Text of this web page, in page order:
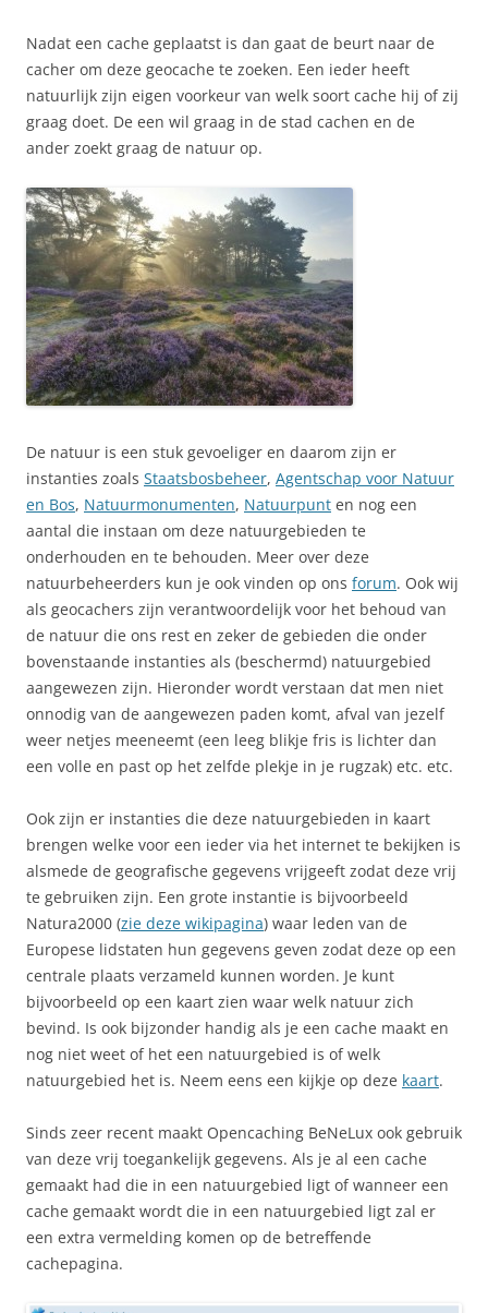
Nadat een cache geplaatst is dan gaat de beurt naar de
cacher om deze geocache te zoeken. Een ieder heeft
natuurlijk zijn eigen voorkeur van welk soort cache hij of zij
graag doet. De een wil graag in de stad cachen en de
ander zoekt graag de natuur op.
De natuur is een stuk gevoeliger en daarom zijn er
instanties zoals Staatsbosbeheer, Agentschap voor Natuur
en Bos, Natuurmonumenten, Natuurpunt en nog een
aantal die instaan om deze natuurgebieden te
onderhouden en te behouden. Meer over deze
natuurbeheerders kun je ook vinden op ons forum. Ook wij
als geocachers zijn verantwoordelijk voor het behoud van
de natuur die ons rest en zeker de gebieden die onder
bovenstaande instanties als (beschermd) natuurgebied
aangewezen zijn. Hieronder wordt verstaan dat men niet
onnodig van de aangewezen paden komt, afval van jezelf
weer netjes meeneemt (een leeg blikje fris is lichter dan
een volle en past op het zelfde plekje in je rugzak) etc. etc.
Ook zijn er instanties die deze natuurgebieden in kaart
brengen welke voor een ieder via het internet te bekijken is
alsmede de geografische gegevens vrijgeeft zodat deze vrij
te gebruiken zijn. Een grote instantie is bijvoorbeeld
Natura2000 (zie deze wikipagina) waar leden van de
Europese lidstaten hun gegevens geven zodat deze op een
centrale plaats verzameld kunnen worden. Je kunt
bijvoorbeeld op een kaart zien waar welk natuur zich
bevind. Is ook bijzonder handig als je een cache maakt en
nog niet weet of het een natuurgebied is of welk
natuurgebied het is. Neem eens een kijkje op deze kaart.
Sinds zeer recent maakt Opencaching BeNeLux ook gebruik
van deze vrij toegankelijk gegevens. Als je al een cache
gemaakt had die in een natuurgebied ligt of wanneer een
cache gemaakt wordt die in een natuurgebied ligt zal er
een extra vermelding komen op de betreffende
cachepagina.